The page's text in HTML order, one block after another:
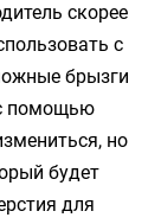
скорее
с
брызги
помощью
но
будет
для